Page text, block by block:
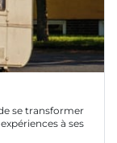
se transformer
à ses